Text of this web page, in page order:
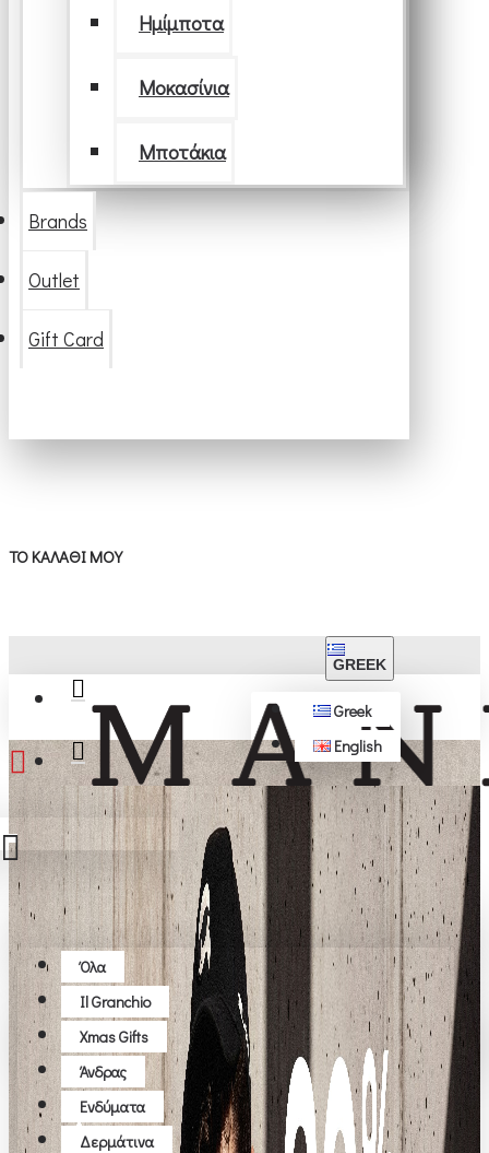
Ημίμποτα
Μοκασίνια
Μποτάκια
Brands
Outlet
Gift Card
ΤΟ ΚΑΛΆΘΙ ΜΟΥ
ΔΩΡΕΆΝ ΜΕΤΑΦΟΡΙΚΆ ΆΝΩ ΤΩΝ 50€
GREEK
Greek
English
Όλα
Όλα
Il Granchio
Xmas Gifts
Άνδρας
Ενδύματα
Δερμάτινα
Το καλάθι αγορών είναι άδειο!